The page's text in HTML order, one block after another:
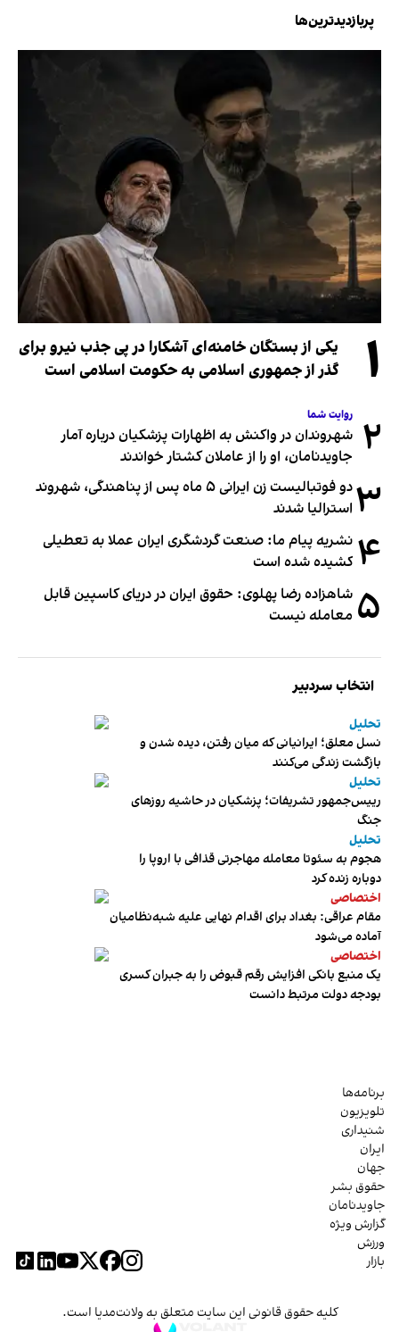
پربازدیدترین‌ها
۱
یکی از بستگان خامنه‌ای آشکارا در پی جذب نیرو برای
گذر از جمهوری اسلامی به حکومت اسلامی است
۲ روایت شما
شهروندان در واکنش به اظهارات پزشکیان درباره آمار
جاویدنامان، او را از عاملان کشتار خواندند
۳
دو فوتبالیست زن ایرانی ۵ ماه پس از پناهندگی، شهروند
استرالیا شدند
۴ نشریه پیام ما: صنعت گردشگری ایران عملا به تعطیلی
کشیده شده است
۵ شاهزاده رضا پهلوی: حقوق ایران در دریای کاسپین قابل
معامله نیست
انتخاب سردبیر
تحلیل
نسل معلق؛ ایرانیانی که میان رفتن، دیده شدن و
بازگشت زندگی می‌کنند
تحلیل
رییس‌جمهور تشریفات؛ پزشکیان در حاشیه روزهای
جنگ
تحلیل
هجوم به سئوتا معامله مهاجرتی قذافی با اروپا را
دوباره زنده کرد
اختصاصی
مقام عراقی: بغداد برای اقدام نهایی علیه شبه‌نظامیان
آماده می‌شود
اختصاصی
یک منبع بانکی افزایش رقم قبوض را به جبران کسری
بودجه دولت مرتبط دانست
برنامه‌ها
تلویزیون
شنیداری
ایران
جهان
حقوق بشر
جاویدنامان
گزارش ویژه
ورزش
بازار
کلیه حقوق قانونی این سایت متعلق به ولانت‌مدیا است.